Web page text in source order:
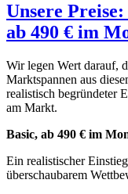
Unsere
ab 490 € im
Wir legen Wert darauf,
Marktspannen aus
realistisch begründeter
am Markt.
Basic, ab 490 € im
Ein realistischer
überschaubarem